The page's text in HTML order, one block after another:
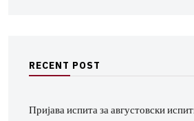
RECENT POST
Пријава испита за августовски